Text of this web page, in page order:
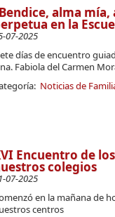
alma
en la
07-2025
días de encuentro
Fabiola del Carmen
Noticias de
Encuentro de
colegios
07-2025
en la mañana de
centros